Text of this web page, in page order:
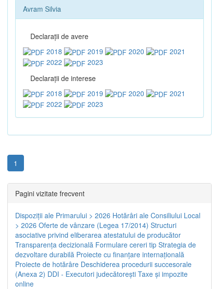
Avram Silvia
Declaraţii de avere
2018
2019 2020
2021
2022
2023
Declaraţii de interese
2018
2019 2020
2021
2022
2023
1
Pagini vizitate frecvent
Dispoziţii ale Primarului > 2026 Hotărâri ale Consiliului Local
> 2026 Oferte de vânzare (Legea 17/2014) Structuri
asociative privind eliberarea atestatului de producător
Transparenţa decizională Formulare cereri tip Strategia de
dezvoltare durabilă Proiecte cu finanţare internaţională
Proiecte de hotărâre Deschiderea procedurii succesorale
(Anexa 2) DDI - Executori judecătorești Taxe şi impozite
online